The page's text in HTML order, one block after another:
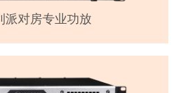
派对房专业功放